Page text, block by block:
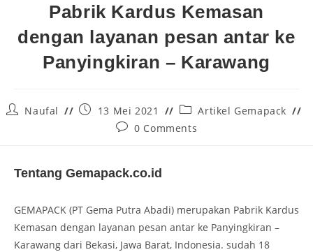
Pabrik Kardus Kemasan
dengan layanan pesan antar ke
Panyingkiran – Karawang
Naufal 13 Mei 2021
Artikel Gemapack
0 Comments
Tentang Gemapack.co.id
GEMAPACK (PT Gema Putra Abadi) merupakan Pabrik Kardus
Kemasan dengan layanan pesan antar ke Panyingkiran –
Karawang dari Bekasi, Jawa Barat, Indonesia. sudah 18